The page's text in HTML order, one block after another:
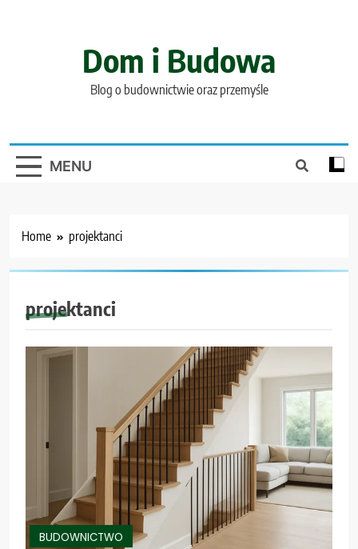
Dom i Budowa
Blog o budownictwie oraz przemyśle
MENU
Home projektanci
projektanci
BUDOWNICTWO